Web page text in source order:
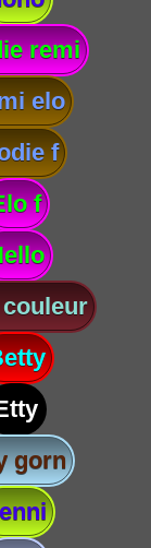
remi
elo
f
f
gorn